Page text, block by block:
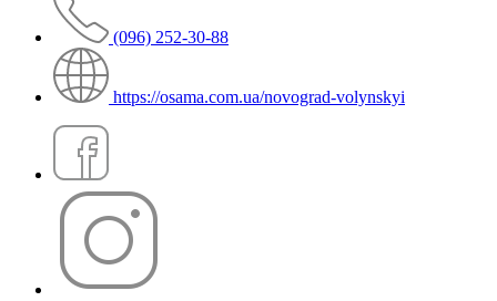
(096) 252-30-88
https://osama.com.ua/novograd-volynskyi